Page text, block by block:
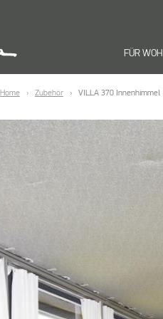
FÜR
Home Zubehör VILLA 370 Innenhimmel